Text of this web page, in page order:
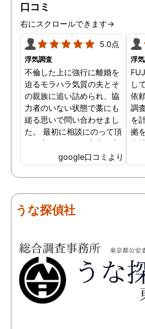
口コミ
右にスクロールできます→
5.0点
浮気調査
不倫した上に強行に離婚を
迫るモラハラ気質の夫とそ
の親族に追い詰められ、協
力者のいない状態で藁にも
縋る思いで問い合わせまし
た。 最初に相談にのって頂
いた方も、とても率直に意
見を言っていただき、また
費用面も正直に答えていた
だき、私の望む結果を得る
言えないですが、それでも
少しでも低く抑えるアドバ
た。 調査も私の望む結果を
得るべく、尽力して頂き、
密に連絡をいただきなが
ら、丁寧に対応してくださ
いました。 おかげで、とて
google口コミより
浮
し
依
調
を
拠
当
っ
依
も
謝
何
せ
うな探偵社